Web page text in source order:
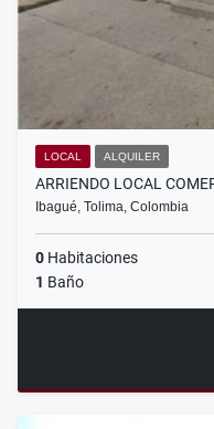
LOCAL ALQUILER
ARRIENDO LOCAL
Ibagué, Tolima, Colombia
0 Habitaciones
1 Baño